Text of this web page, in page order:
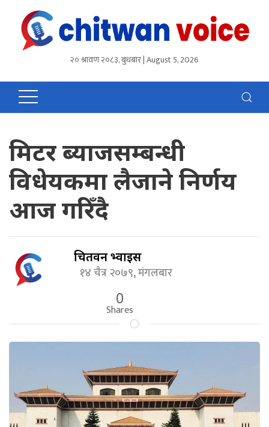
२० श्रावण २०८३, बुधबार | August 5, 2026
मिटर ब्याजसम्बन्धी
विधेयकमा लैजाने निर्णय
आज गरिँदै
चितवन भ्वाईस
१४ चैत्र २०७९, मंगलबार
0
Shares